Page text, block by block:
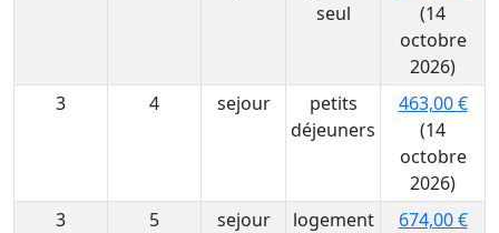
seul
(14
octobre
2026)
3
4 sejour
petits
déjeuners
463,00 €
(14
octobre
2026)
3
5 sejour
logement
674,00 €